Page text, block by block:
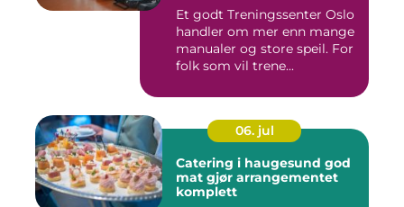
Et godt Treningssenter Oslo
handler om mer enn mange
manualer og store speil. For
folk som vil trene...
06. jul
Catering i haugesund god
mat gjør arrangementet
komplett